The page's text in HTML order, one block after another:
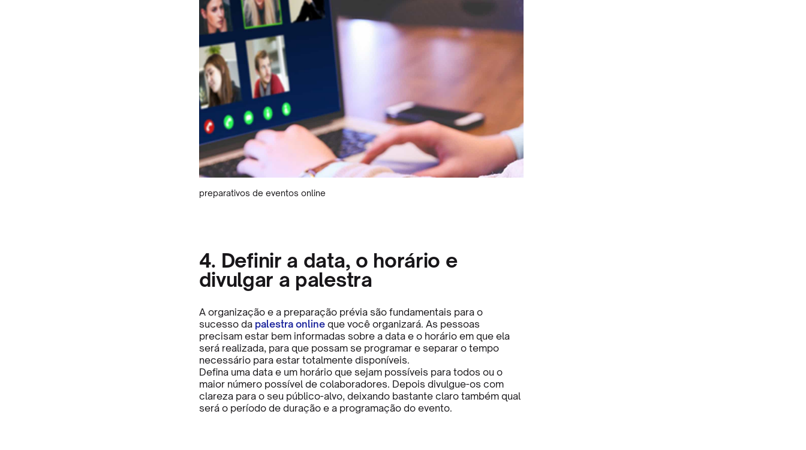
preparativos de eventos online
4. Definir a data, o horário e
divulgar a palestra
A organização e a preparação prévia são fundamentais para o
sucesso da palestra onlineque você organizará. As pessoas
precisam estar bem informadas sobre a data e o horário em que ela
será realizada, para que possam se programar e separar o tempo
necessário para estar totalmente disponíveis.
Defina uma data e um horário que sejam possíveis para todos ou o
maior número possível de colaboradores. Depois divulgue-os com
clareza para o seu público-alvo, deixando bastante claro também qual
será o período de duração e a programação do evento.